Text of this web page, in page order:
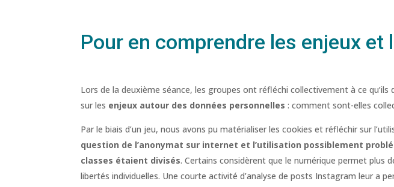
Pour en comprendre les enjeux et
Lors de la deuxième séance, les groupes ont réfléchi collectivement à ce
sur les enjeux autour des données personnelles : comment sont-elles
Par le biais d’un jeu, nous avons pu matérialiser les cookies et réfléchir sur
question de l’anonymat sur internet et l’utilisation possiblement
classes étaient divisés. Certains considèrent que le numérique permet plus
libertés individuelles. Une courte activité d’analyse de posts Instagram leur a